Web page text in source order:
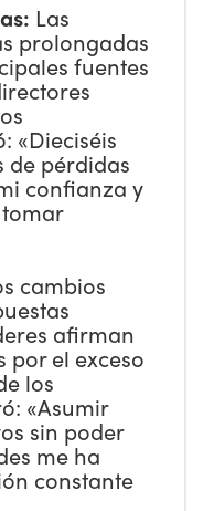
Las
prolongadas
fuentes
«Dieciséis
de pérdidas
confianza y
cambios
afirman
por el exceso
los
«Asumir
sin poder
me ha
constante